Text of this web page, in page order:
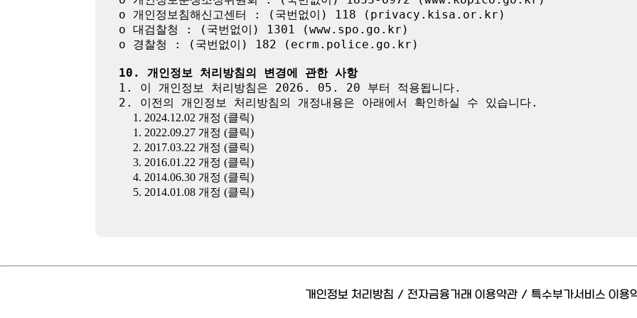
o 개인정보침해신고센터 : (국번없이) 118 (privacy.kisa.or.kr)
o 대검찰청 : (국번없이) 1301 (www.spo.go.kr)
o 경찰청 : (국번없이) 182 (ecrm.police.go.kr)
10. 개인정보 처리방침의 변경에 관한 사항
1. 이 개인정보 처리방침은 2026. 05. 20 부터 적용됩니다.
2. 이전의 개인정보 처리방침의 개정내용은 아래에서 확인하실 수 있습니다.
1. 2024.12.02 개정 (클릭)
1. 2022.09.27 개정 (클릭)
2. 2017.03.22 개정 (클릭)
3. 2016.01.22 개정 (클릭)
4. 2014.06.30 개정 (클릭)
5. 2014.01.08 개정 (클릭)
개인정보 처리방침 / 전자금융거래 이용약관 / 특수부가서비스 이용